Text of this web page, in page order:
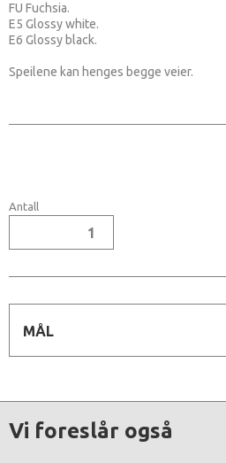
FU Fuchsia.
E5 Glossy white.
E6 Glossy black.
Speilene kan henges begge veier.
Antall
MÅL
Vi foreslår også